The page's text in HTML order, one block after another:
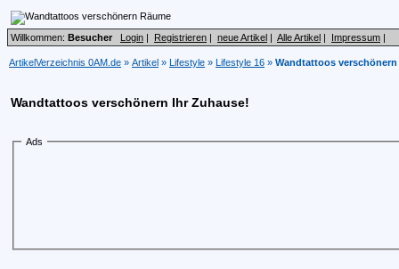
Willkommen: Besucher Login | Registrieren | neue Artikel | Alle Artikel | Impressum |
ArtikelVerzeichnis 0AM.de » Artikel » Lifestyle » Lifestyle 16 » Wandtattoos verschönern
Wandtattoos verschönern Ihr Zuhause!
Ads